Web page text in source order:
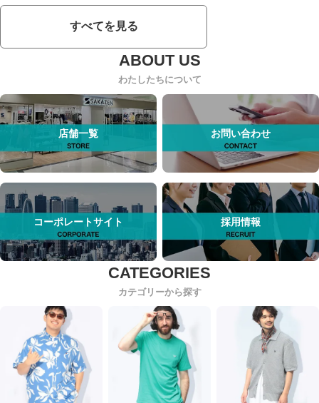
すべてを見る
わたしたちについて
店舗一覧 お問い合わせ
コーポレートサイト 採用情報
カテゴリーから探す